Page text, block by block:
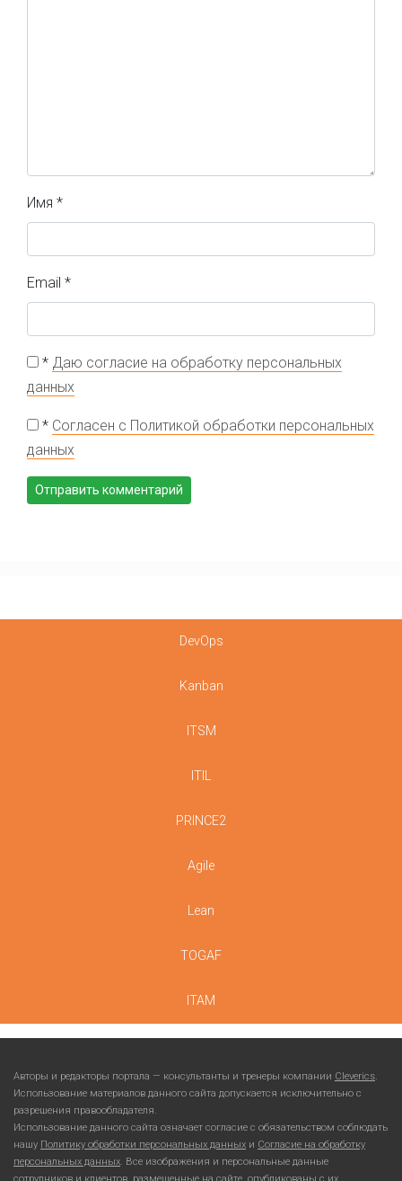
Имя *
Email *
* Даю согласие на обработку персональных
данных
* Согласен с Политикой обработки персональных
данных
DevOps
Kanban
ITSM
ITIL
PRINCE2
Agile
Lean
TOGAF
ITAM
Авторы и редакторы портала — консультанты и тренеры компании Cleverics.
Использование материалов данного сайта допускается исключительно с
разрешения правообладателя.
Использование данного сайта означает согласие с обязательством соблюдать
нашу Политику обработки персональных данных и Согласие на обработку
персональных данных. Все изображения и персональные данные